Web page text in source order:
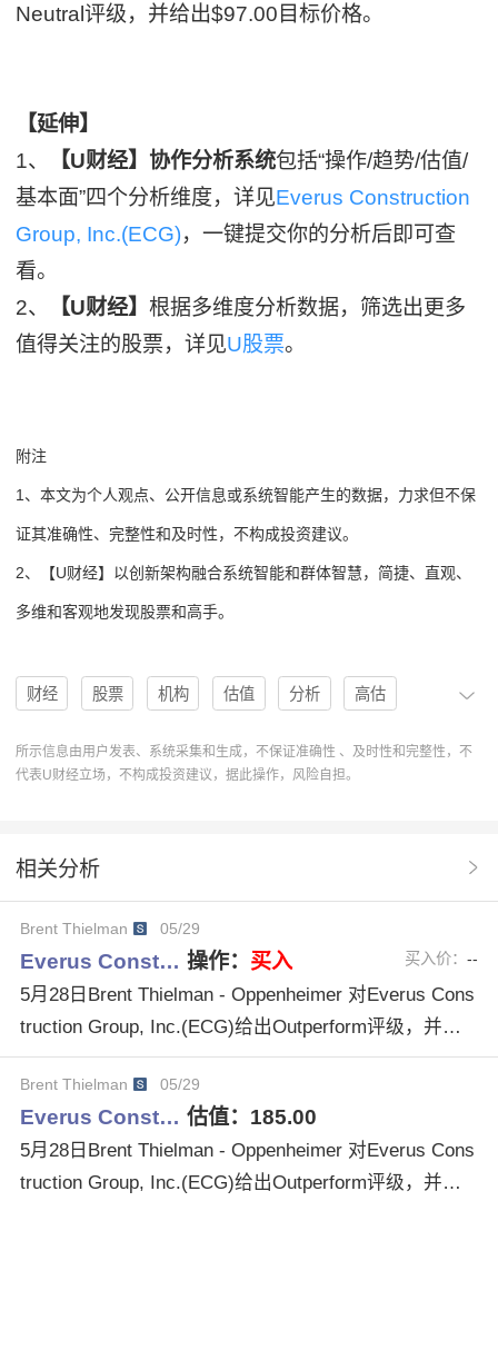
Neutral评级，并给出$97.00目标价格。
【延伸】
1、
【U财经】协作分析系统包括“操作/趋势/估值/
基本面”四个分析维度，详见Everus Construction
Group, Inc.(ECG)，一键提交你的分析后即可查
看。
2、
【U财经】根据多维度分析数据，筛选出更多
值得关注的股票，详见U股票。
附注
1、本文为个人观点、公开信息或系统智能产生的数据，力求但不保
证其准确性、完整性和及时性，不构成投资建议。
2、【U财经】以创新架构融合系统智能和群体智慧，简捷、直观、
多维和客观地发现股票和高手。
财经 股票 机构 估值 分析 高估
低估 目标价 ECG U股票 协作 分析系统
GLJResearch
JosephOsha AustinWang
所示信息由用户发表、系统采集和生成，不保证准确性 、及时性和完整性，不
代表U财经立场，不构成投资建议，据此操作，风险自担。
相关分析
Brent Thielman 05/29
Everus Const… 操作： 买入 买入价：--
5月28日Brent Thielman - Oppenheimer 对Everus Cons
truction Group, Inc.(ECG)给出Outperform评级，并给
出$185.00目标价格。
Brent Thielman 05/29
Everus Const… 估值： 185.00
5月28日Brent Thielman - Oppenheimer 对Everus Cons
truction Group, Inc.(ECG)给出Outperform评级，并给